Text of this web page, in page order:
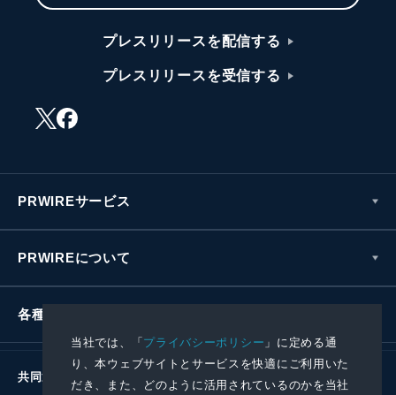
当社では、「プライバシーポリシー 」に定める通
り、本ウェブサイトとサービスを快適にご利用いた
だき、また、どのように活用されているのかを当社
プレスリリースを配信する
プレスリリースを受信する
PRWIREサービス
PRWIREについて
各種お問い合わせ
共同通信社グループ